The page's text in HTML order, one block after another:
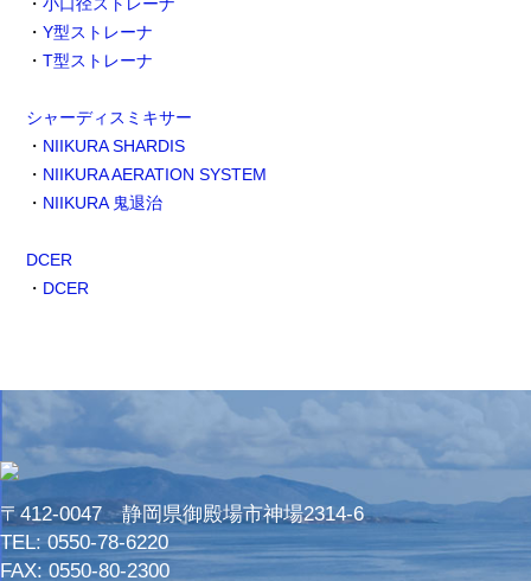
・Y型ストレーナ
・T型ストレーナ
シャーディスミキサー
・ NIIKURA SHARDIS
・ NIIKURA AERATION SYSTEM
・ NIIKURA 鬼退治
DCER
・ DCER
〒412-0047 静岡県御殿場市神場2314-6
TEL:0550-78-6220
FAX: 0550-80-2300